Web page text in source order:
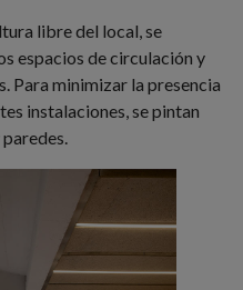
libre del local, se
espacios de circulación y
Para minimizar la presencia
instalaciones, se pintan